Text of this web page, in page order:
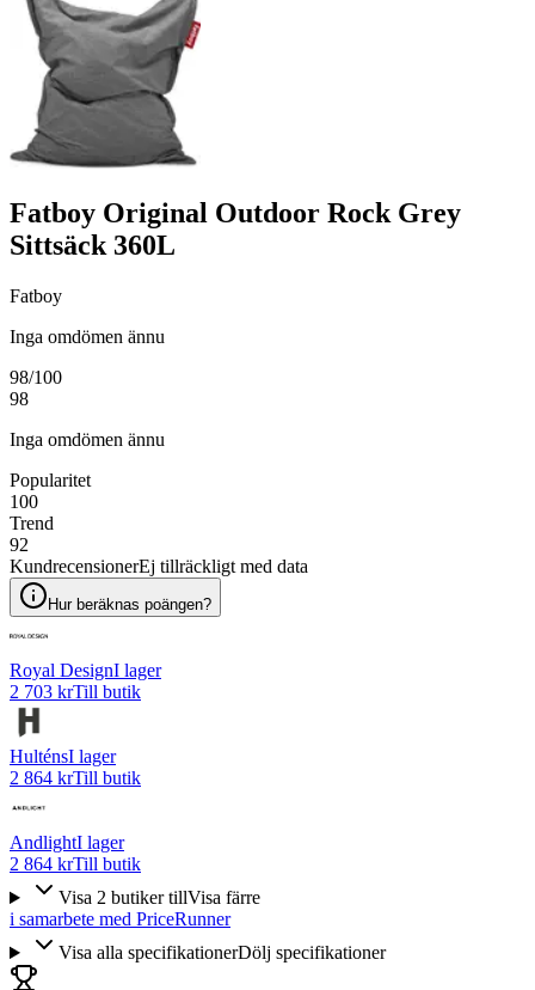
Fatboy Original Outdoor Rock Grey
Sittsäck 360L
Fatboy
Inga omdömen ännu
98/100
98
Inga omdömen ännu
Popularitet
100
Trend
92
KundrecensionerEj tillräckligt med data
Hur beräknas poängen?
Royal DesignI lager
2 703 krTill butik
HulténsI lager
2 864 krTill butik
AndlightI lager
2 864 krTill butik
Visa 2 butiker tillVisa färre
i samarbete med PriceRunner
Visa alla specifikationerDölj specifikationer